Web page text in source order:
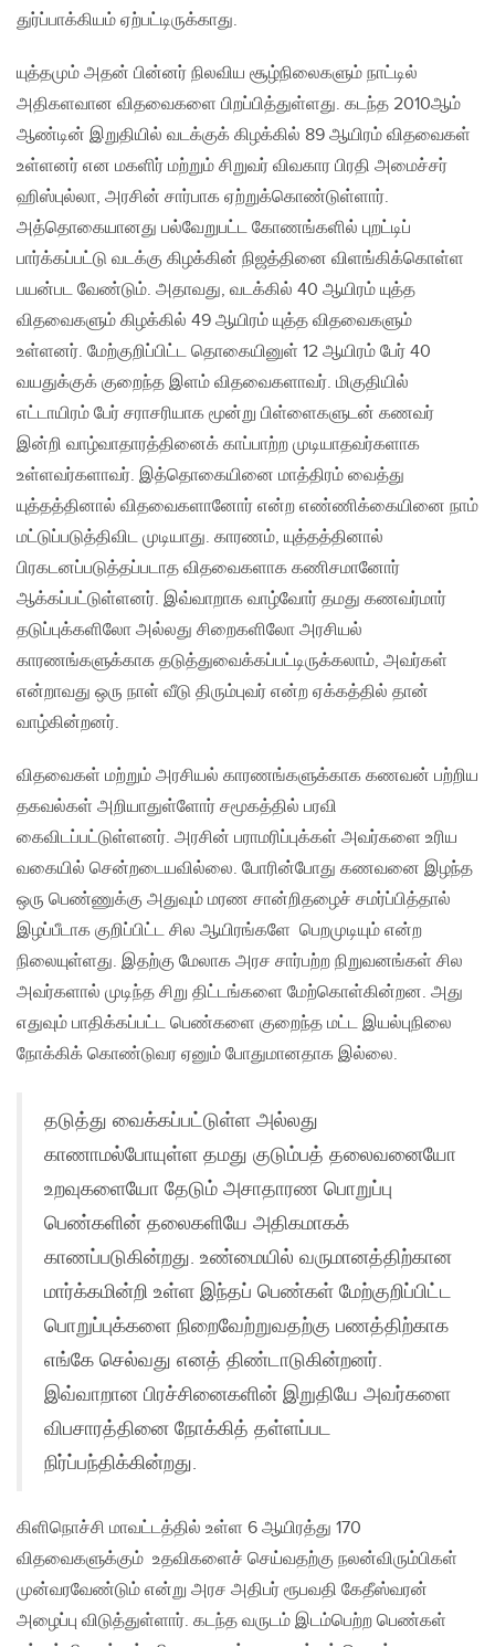
துர்ப்பாக்கியம் ஏற்பட்டிருக்காது.
யுத்தமும் அதன் பின்னர் நிலவிய சூழ்நிலைகளும் நாட்டில்
அதிகளவான விதவைகளை பிறப்பித்துள்ளது. கடந்த 2010ஆம்
ஆண்டின் இறுதியில் வடக்குக் கிழக்கில் 89 ஆயிரம் விதவைகள்
உள்ளனர் என மகளிர் மற்றும் சிறுவர் விவகார பிரதி அமைச்சர்
ஹிஸ்புல்லா, அரசின் சார்பாக ஏற்றுக்கொண்டுள்ளார்.
அத்தொகையானது பல்வேறுபட்ட கோணங்களில் புறட்டிப்
பார்க்கப்பட்டு வடக்கு கிழக்கின் நிஜத்தினை விளங்கிக்கொள்ள
பயன்பட வேண்டும். அதாவது, வடக்கில் 40 ஆயிரம் யுத்த
விதவைகளும் கிழக்கில் 49 ஆயிரம் யுத்த விதவைகளும்
உள்ளனர். மேற்குறிப்பிட்ட தொகையினுள் 12 ஆயிரம் பேர் 40
வயதுக்குக் குறைந்த இளம் விதவைகளாவர். மிகுதியில்
எட்டாயிரம் பேர் சராசரியாக மூன்று பிள்ளைகளுடன் கணவர்
இன்றி வாழ்வாதாரத்தினைக் காப்பாற்ற முடியாதவர்களாக
உள்ளவர்களாவர். இத்தொகையினை மாத்திரம் வைத்து
யுத்தத்தினால் விதவைகளானோர் என்ற எண்ணிக்கையினை நாம்
மட்டுப்படுத்திவிட முடியாது. காரணம், யுத்தத்தினால்
பிரகடனப்படுத்தப்படாத விதவைகளாக கணிசமானோர்
ஆக்கப்பட்டுள்ளனர். இவ்வாறாக வாழ்வோர் தமது கணவர்மார்
தடுப்புக்களிலோ அல்லது சிறைகளிலோ அரசியல்
காரணங்களுக்காக தடுத்துவைக்கப்பட்டிருக்கலாம், அவர்கள்
என்றாவது ஒரு நாள் வீடு திரும்புவர் என்ற ஏக்கத்தில் தான்
வாழ்கின்றனர்.
விதவைகள் மற்றும் அரசியல் காரணங்களுக்காக கணவன் பற்றிய
தகவல்கள் அறியாதுள்ளோர் சமூகத்தில் பரவி
கைவிடப்பட்டுள்ளனர். அரசின் பராமரிப்புக்கள் அவர்களை உரிய
வகையில் சென்றடையவில்லை. போரின்போது கணவனை இழந்த
ஒரு பெண்ணுக்கு அதுவும் மரண சான்றிதழைச் சமர்ப்பித்தால்
இழப்பீடாக குறிப்பிட்ட சில ஆயிரங்களே பெறமுடியும் என்ற
நிலையுள்ளது. இதற்கு மேலாக அரச சார்பற்ற நிறுவனங்கள் சில
அவர்களால் முடிந்த சிறு திட்டங்களை மேற்கொள்கின்றன. அது
எதுவும் பாதிக்கப்பட்ட பெண்களை குறைந்த மட்ட இயல்புநிலை
நோக்கிக் கொண்டுவர ஏனும் போதுமானதாக இல்லை.
தடுத்து வைக்கப்பட்டுள்ள அல்லது
காணாமல்போயுள்ள தமது குடும்பத் தலைவனையோ
உறவுகளையோ தேடும் அசாதாரண பொறுப்பு
பெண்களின் தலைகளியே அதிகமாகக்
காணப்படுகின்றது. உண்மையில் வருமானத்திற்கான
மார்க்கமின்றி உள்ள இந்தப் பெண்கள் மேற்குறிப்பிட்ட
பொறுப்புக்களை நிறைவேற்றுவதற்கு பணத்திற்காக
எங்கே செல்வது எனத் திண்டாடுகின்றனர்.
இவ்வாறான பிரச்சினைகளின் இறுதியே அவர்களை
விபசாரத்தினை நோக்கித் தள்ளப்பட
நிர்ப்பந்திக்கின்றது.
கிளிநொச்சி மாவட்டத்தில் உள்ள 6 ஆயிரத்து 170
விதவைகளுக்கும் உதவிகளைச் செய்வதற்கு நலன்விரும்பிகள்
முன்வரவேண்டும் என்று அரச அதிபர் ரூபவதி கேதீஸ்வரன்
அழைப்பு விடுத்துள்ளார். கடந்த வருடம் இடம்பெற்ற பெண்கள்